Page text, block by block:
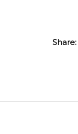
Share: